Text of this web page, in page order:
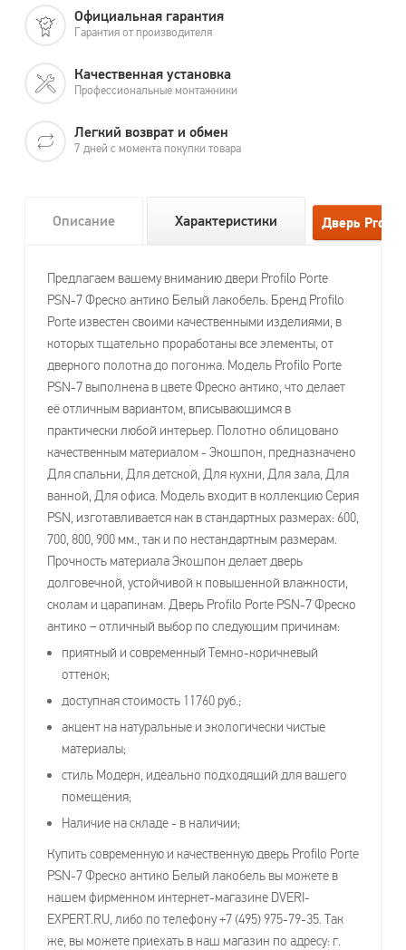
Официальная гарантия
Гарантия от производителя
Качественная установка
Профессиональные монтажники
Легкий возврат и обмен
7 дней с момента покупки товара
Описание Характеристики
Предлагаем вашему вниманию двери Profilo Porte
PSN-7 Фреско антико Белый лакобель. Бренд Profilo
Porte известен своими качественными изделиями, в
которых тщательно проработаны все элементы, от
дверного полотна до погонжа. Модель Profilo Porte
PSN-7 выполнена в цвете Фреско антико, что делает
её отличным вариантом, вписывающимся в
практически любой интерьер. Полотно облицовано
качественным материалом - Экошпон, предназначено
Для спальни, Для детской, Для кухни, Для зала, Для
ванной, Для офиса. Модель входит в коллекцию Серия
PSN, изготавливается как в стандартных размерах: 600,
700, 800, 900 мм., так и по нестандартным размерам.
Прочность материала Экошпон делает дверь
долговечной, устойчивой к повышенной влажности,
сколам и царапинам. Дверь Profilo Porte PSN-7 Фреско
антико – отличный выбор по следующим причинам:
приятный и современный Темно-коричневый
оттенок;
доступная стоимость 11760 руб.;
акцент на натуральные и экологически чистые
материалы;
стиль Модерн, идеально подходящий для вашего
помещения;
Наличие на складе - в наличии;
Купить современную и качественную дверь Profilo Porte
PSN-7 Фреско антико Белый лакобель вы можете в
нашем фирменном интернет-магазине DVERI-
EXPERT.RU, либо по телефону +7 (495) 975-79-35. Так
же, вы можете приехать в наш магазин по адресу: г.